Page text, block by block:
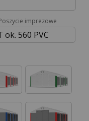
imprezowe
ok. 560 PVC